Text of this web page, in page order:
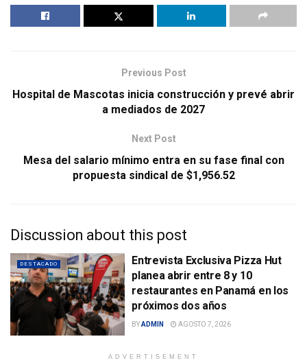
Previous Post
Hospital de Mascotas inicia construcción y prevé abrir
a mediados de 2027
Next Post
Mesa del salario mínimo entra en su fase final con
propuesta sindical de $1,956.52
Discussion about this post
DESTACADO
Entrevista Exclusiva Pizza Hut
planea abrir entre 8 y 10
restaurantes en Panamá en los
próximos dos años
BYADMIN AGOSTO 7, 2026
ADVERTISEMENT